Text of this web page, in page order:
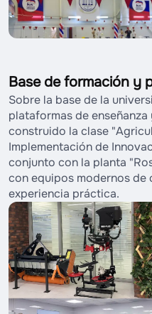
Base de formación y
Sobre la base de la
plataformas de
construido la clase
Implementación de
conjunto con la planta
con equipos modernos de
experiencia práctica.